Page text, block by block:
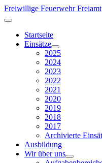
Freiwillige Feuerwehr Freiamt
Startseite
Einsätze
2025
2024
2023
2022
2021
2020
2019
2018
2017
Archivierte
Ausbildung
Wir über uns